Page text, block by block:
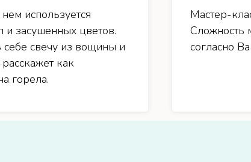
используется
и засушенных цветов.
себе свечу из вощины и
как
горела.
Мастер-
Сложность
согласно